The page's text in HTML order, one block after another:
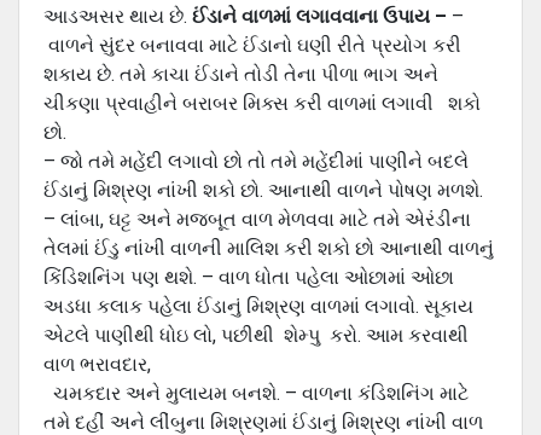
આડઅસર થાય છે. ઈંડાને વાળમાં લગાવવાના ઉપાય – –
વાળને સુંદર બનાવવા માટે ઈંડાનો ઘણી રીતે પ્રયોગ કરી
શકાય છે. તમે કાચા ઈંડાને તોડી તેના પીળા ભાગ અને
ચીકણા પ્રવાહીને બરાબર મિક્સ કરી વાળમાં લગાવી શકો
છો.
– જો તમે મહેંદી લગાવો છો તો તમે મહેંદીમાં પાણીને બદલે
ઈંડાનું મિશ્રણ નાંખી શકો છો. આનાથી વાળને પોષણ મળશે.
– લાંબા, ઘટ્ટ અને મજબૂત વાળ મેળવવા માટે તમે એરંડીના
તેલમાં ઈંડુ નાંખી વાળની માલિશ કરી શકો છો આનાથી વાળનું
કિંડિશનિંગ પણ થશે. – વાળ ધોતા પહેલા ઓછામાં ઓછા
અડધા કલાક પહેલા ઈંડાનું મિશ્રણ વાળમાં લગાવો. સૂકાય
એટલે પાણીથી ધોઇ લો, પછીથી શેમ્પુ કરો. આમ કરવાથી
વાળ ભરાવદાર,
ચમકદાર અને મુલાયમ બનશે. – વાળના કંડિશનિંગ માટે
તમે દહીં અને લીંબુના મિશ્રણમાં ઈંડાનું મિશ્રણ નાંખી વાળ